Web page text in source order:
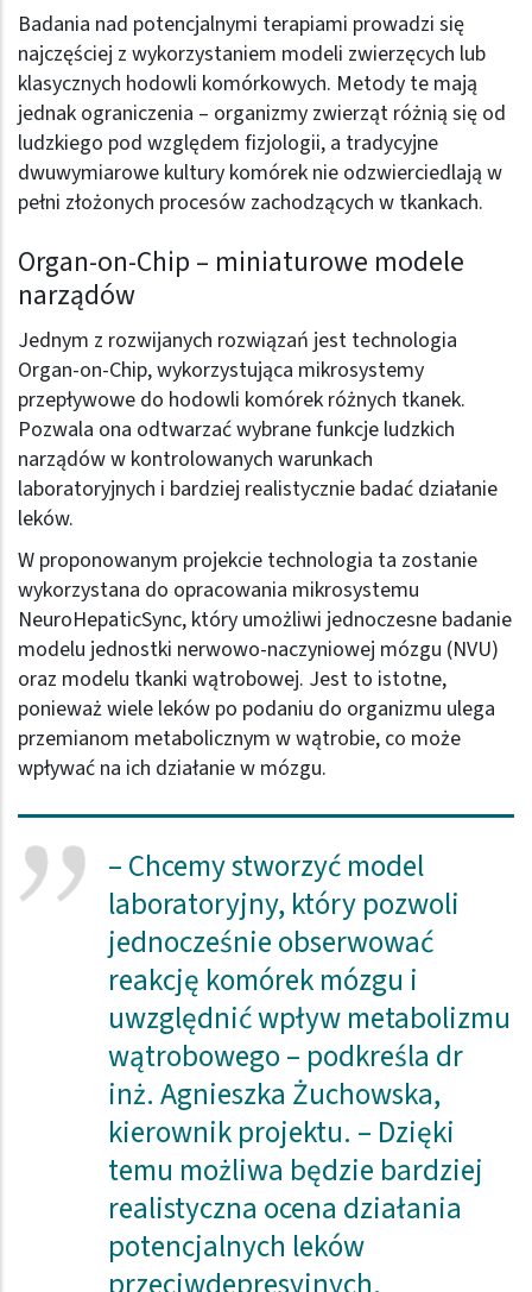
Badania nad potencjalnymi terapiami prowadzi się
najczęściej z wykorzystaniem modeli zwierzęcych lub
klasycznych hodowli komórkowych. Metody te mają
jednak ograniczenia – organizmy zwierząt różnią się od
ludzkiego pod względem fizjologii, a tradycyjne
dwuwymiarowe kultury komórek nie odzwierciedlają w
pełni złożonych procesów zachodzących w tkankach.
Organ-on-Chip – miniaturowe modele
narządów
Jednym z rozwijanych rozwiązań jest technologia
Organ-on-Chip, wykorzystująca mikrosystemy
przepływowe do hodowli komórek różnych tkanek.
Pozwala ona odtwarzać wybrane funkcje ludzkich
narządów w kontrolowanych warunkach
laboratoryjnych i bardziej realistycznie badać działanie
leków.
W proponowanym projekcie technologia ta zostanie
wykorzystana do opracowania mikrosystemu
NeuroHepaticSync, który umożliwi jednoczesne badanie
modelu jednostki nerwowo-naczyniowej mózgu (NVU)
oraz modelu tkanki wątrobowej. Jest to istotne,
ponieważ wiele leków po podaniu do organizmu ulega
przemianom metabolicznym w wątrobie, co może
wpływać na ich działanie w mózgu.
– Chcemy stworzyć model
laboratoryjny, który pozwoli
jednocześnie obserwować
reakcję komórek mózgu i
uwzględnić wpływ metabolizmu
wątrobowego – podkreśla dr
inż. Agnieszka Żuchowska,
kierownik projektu. – Dzięki
temu możliwa będzie bardziej
realistyczna ocena działania
potencjalnych leków